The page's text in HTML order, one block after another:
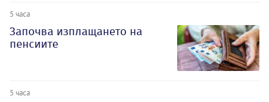
5 часа
Започва изплащането на
пенсиите
5 часа